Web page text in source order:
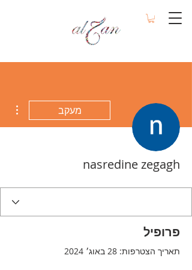
מעקב
nasredine zegagh
פרופיל
תאריך הצטרפות: 28 באוג׳ 2024